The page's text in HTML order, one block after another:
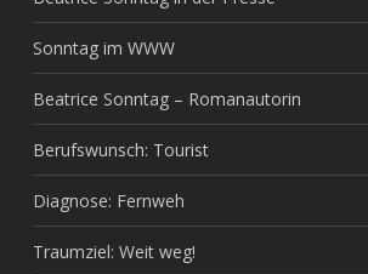
Sonntag im WWW
Beatrice Sonntag – Romanautorin
Berufswunsch: Tourist
Diagnose: Fernweh
Traumziel: Weit weg!